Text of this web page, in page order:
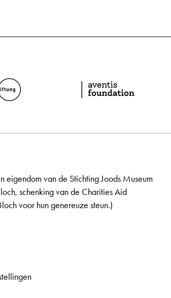
van de Stichting Joods Museum
schenking van de Charities Aid
voor hun genereuze steun.)